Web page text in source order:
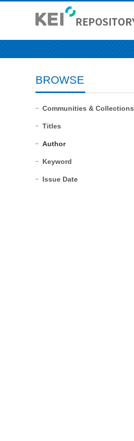
BROWSE
Communities & Collections
Titles
Author
Keyword
Issue Date